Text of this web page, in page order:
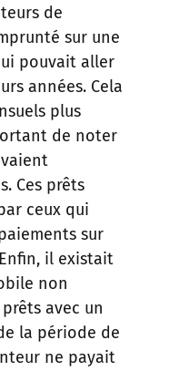
de
sur une
pouvait aller
années. Cela
plus
de noter
Ces prêts
ceux qui
sur
il existait
non
avec un
la période de
ne payait